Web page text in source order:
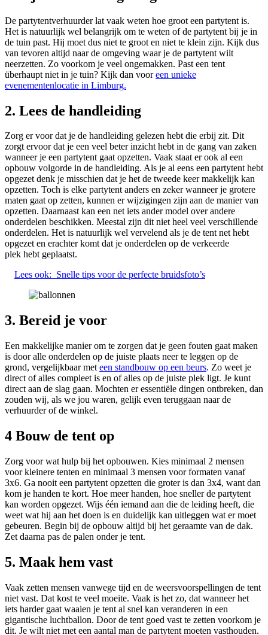
De partytentverhuurder lat vaak weten hoe groot een partytent is.
Het is natuurlijk wel belangrijk om te weten of de partytent bij je in
de tuin past. Hij moet dus niet te groot en niet te klein zijn. Kijk dus
van tevoren altijd naar de omgeving waar je de partytent wilt
neerzetten. Zo voorkom je veel ongemakken. Past een tent
überhaupt niet in je tuin? Kijk dan vooreen unieke
evenementenlocatie in Limburg.
2. Lees de handleiding
Zorg er voor dat je de handleiding gelezen hebt die erbij zit. Dit
zorgt ervoor dat je een veel beter inzicht hebt in de gang van zaken
wanneer je een partytent gaat opzetten. Vaak staat er ook al een
opbouw volgorde in de handleiding. Als je al eens een partytent hebt
opgezet denk je misschien dat je het de tweede keer makkelijk kan
opzetten. Toch is elke partytent anders en zeker wanneer je grotere
maten gaat op zetten, kunnen er wijzigingen zijn aan de manier van
opzetten. Daarnaast kan een net iets ander model over andere
onderdelen beschikken. Meestal zijn dit niet heel veel verschillende
onderdelen. Het is natuurlijk wel vervelend als je de tent net hebt
opgezet en erachter komt dat je onderdelen op de verkeerde
plek hebt geplaatst.
Lees ook: Snelle tips voor de perfecte bruidsfoto’s
3. Bereid je voor
Een makkelijke manier om te zorgen dat je geen fouten gaat maken
is door alle onderdelen op de juiste plaats neer te leggen op de
grond, vergelijkbaar met een standbouw op een beurs. Zo weet je
direct of alles compleet is en of alles op de juiste plek ligt. Je kunt
direct aan de slag gaan. Mochten er essentiële dingen ontbreken, dan
zouden wij, als we jou waren, gelijk even teruggaan naar de
verhuurder of de winkel.
4 Bouw de tent op
Zorg voor wat hulp bij het opbouwen. Kies minimaal 2 mensen
voor kleinere tenten en minimaal 3 mensen voor formaten vanaf
3x6. Ga nooit een partytent opzetten die groter is dan 3x4, want dan
kom je handen te kort. Hoe meer handen, hoe sneller de partytent
kan worden opgezet. Wijs één iemand aan die de leiding heeft, die
weet wat hij aan het doen is en duidelijk kan uitleggen wat er moet
gebeuren. Begin bij de opbouw altijd bij het geraamte van de dak.
Zet daarna pas de palen onder je tent.
5. Maak hem vast
Vaak zetten mensen vanwege tijd en de weersvoorspellingen de tent
niet vast. Dat kost te veel moeite. Vaak is het zo, dat wanneer het
iets harder gaat waaien je tent al snel kan veranderen in een
gigantische luchtballon. Door de tent goed vast te zetten voorkom je
dit. Je wilt niet met een aantal man de partytent moeten vasthouden.